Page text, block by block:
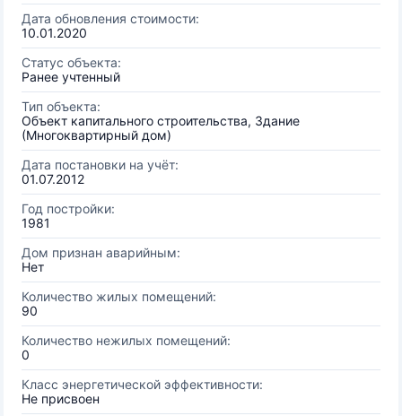
Дата обновления стоимости:
10.01.2020
Статус объекта:
Ранее учтенный
Тип объекта:
Объект капитального строительства, Здание
(Многоквартирный дом)
Дата постановки на учёт:
01.07.2012
Год постройки:
1981
Дом признан аварийным:
Нет
Количество жилых помещений:
90
Количество нежилых помещений:
0
Класс энергетической эффективности:
Не присвоен